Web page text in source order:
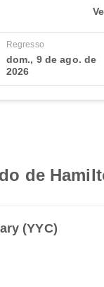
Regresso
dom., 9 de ago. de
2026
de
(YYC)